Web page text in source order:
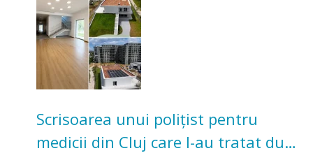
Scrisoarea unui polițist pentru
medicii din Cluj care l-au tratat după